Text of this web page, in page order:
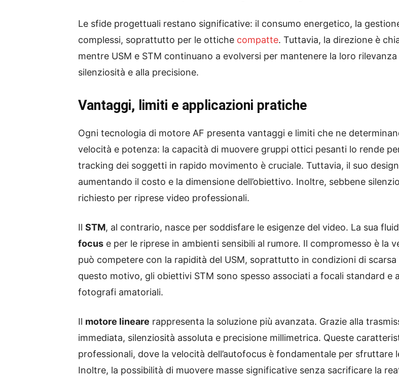
Le sfide progettuali restano significative: il consumo energetico, la
complessi, soprattutto per le ottiche compatte. Tuttavia, la direzione è
mentre USM e STM continuano a evolversi per mantenere la loro
silenziosità e alla precisione.
Vantaggi, limiti e applicazioni pratiche
Ogni tecnologia di motore AF presenta vantaggi e limiti che ne
velocità e potenza: la capacità di muovere gruppi ottici pesanti lo rende
tracking dei soggetti in rapido movimento è cruciale. Tuttavia, il suo
aumentando il costo e la dimensione dell’obiettivo. Inoltre, sebbene
richiesto per riprese video professionali.
Il STM, al contrario, nasce per soddisfare le esigenze del video. La sua
focus e per le riprese in ambienti sensibili al rumore. Il compromesso è la
può competere con la rapidità del USM, soprattutto in condizioni di
questo motivo, gli obiettivi STM sono spesso associati a focali standard
fotografi amatoriali.
Il motore lineare rappresenta la soluzione più avanzata. Grazie alla
immediata, silenziosità assoluta e precisione millimetrica. Queste
professionali, dove la velocità dell’autofocus è fondamentale per
Inoltre, la possibilità di muovere masse significative senza sacrificare la